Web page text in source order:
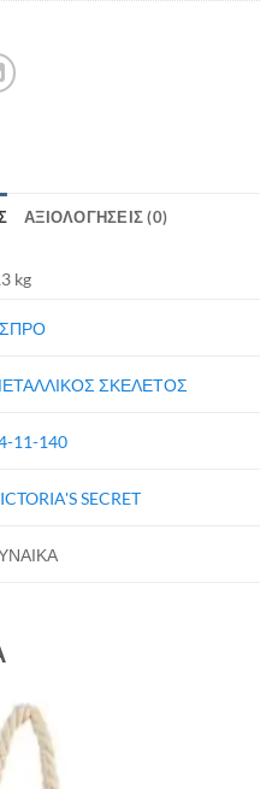
ΑΞΙΟΛΟΓΉΣΕΙΣ (0)
kg
ΣΚΕΛΕΤΟΣ
11-140
SECRET